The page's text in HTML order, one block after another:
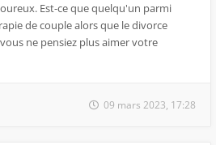
Est-ce que quelqu'un parmi
de couple alors que le divorce
ne pensiez plus aimer votre
09 mars 2023, 17:28